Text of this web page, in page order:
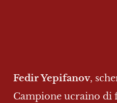
Fedir Yepifanov,
Campione ucraino di